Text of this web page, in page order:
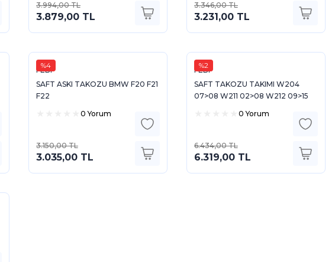
3.994,00 TL
3.879,00 TL
3.346,00 TL
3.231,00 TL
%4
FEBI
SAFT ASKI TAKOZU BMW F20 F21
F22
0 Yorum
3.150,00 TL
3.035,00 TL
%2
FEBI
SAFT TAKOZU TAKIMI W204
07>08 W211 02>08 W212 09>15
0 Yorum
6.434,00 TL
6.319,00 TL